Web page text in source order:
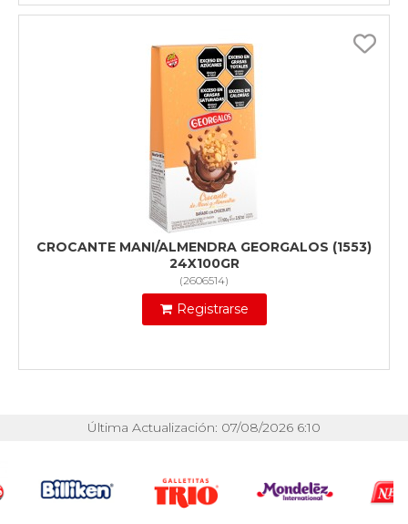
CROCANTE MANI/ALMENDRA GEORGALOS (1553)
24X100GR
(2606514)
Registrarse
Última Actualización: 07/08/2026 6:10